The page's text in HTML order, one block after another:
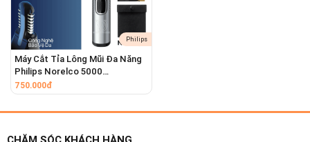
lông ngắn hoặc mọc ở vị trí khó tiếp cận,
đảm bảo không bỏ sót.
Philips
Máy Cắt Tỉa Lông Mũi Đa Năng
Philips Norelco 5000
NT5600/62 Cắt Tỉa Lông Tai,
Lông Mày
750.000đ